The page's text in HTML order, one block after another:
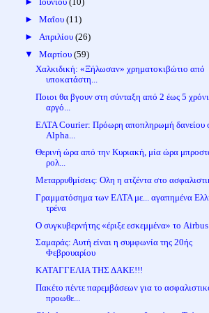
► Μαΐου (11)
► Απριλίου (26)
▼ Μαρτίου (59)
Χαλκιδική: «Ξήλωσαν» χρηματοκιβώτιο από
υποκατάστη...
Ποιοι θα βγουν στη σύνταξη από 2 έως 5
αργό...
ΕΛΤΑ Courier: Πρόωρη αποπληρωμή δανείου
Alpha...
Θερινή ώρα από την Κυριακή, μία ώρα
ρολ...
Μεταρρυθμίσεις: Ολη η ατζέντα στο
Γραμματόσημα των ΕΛΤΑ με... αγαπημένα
τρένα
Ο συγκυβερνήτης «έριξε εσκεμμένα» το Airbus
Σαμαράς: Αυτή είναι η συμφωνία της 20ής
Φεβρουαρίου
ΚΑΤΑΓΓΕΛΙΑ ΤΗΣ ΔΑΚΕ!!!
Πακέτο πέντε παρεμβάσεων για το
προωθε...